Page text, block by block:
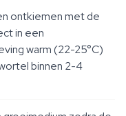
ontkiemen met de
in een
warm (22-25°C)
binnen 2-4